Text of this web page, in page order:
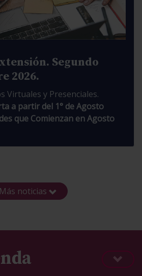
Segundo
2026.
Virtuales y Presenciales.
a partir del 1° de Agosto
que Comienzan en Agosto
Más noticias